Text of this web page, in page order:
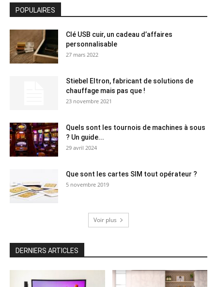
POPULAIRES
Clé USB cuir, un cadeau d’affaires
personnalisable
27 mars 2022
Stiebel Eltron, fabricant de solutions de
chauffage mais pas que !
23 novembre 2021
Quels sont les tournois de machines à sous
? Un guide...
29 avril 2024
Que sont les cartes SIM tout opérateur ?
5 novembre 2019
Voir plus
DERNIERS ARTICLES